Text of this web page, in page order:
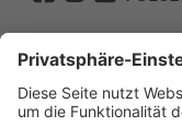
Impressum
Anfahrt
Datenschutz